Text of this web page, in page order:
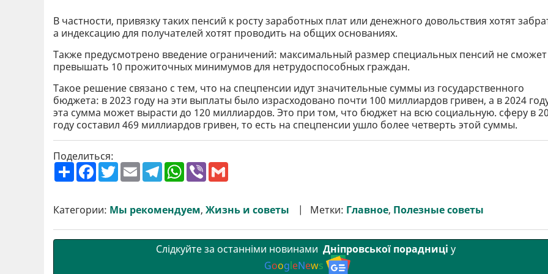
В частности, привязку таких пенсий к росту заработных плат или денежного довольствия хотят
а индексацию для получателей хотят проводить на общих основаниях.
Также предусмотрено введение ограничений: максимальный размер специальных пенсий не сможет
превышать 10 прожиточных минимумов для нетрудоспособных граждан.
Такое решение связано с тем, что на спецпенсии идут значительные суммы из государственного
бюджета: в 2023 году на эти выплаты было израсходовано почти 100 миллиардов гривен, а в 2024
эта сумма может вырасти до 120 миллиардов. Это при том, что бюджет на всю социальную. сферу в
году составил 469 миллиардов гривен, то есть на спецпенсии ушло более четверть этой суммы.
Поделиться:
П
о
р
и
F
a
b
o
T
w
t
e
E
m
l
T
e
g
r
W
h
s
A
V
r l
Категории: Мы рекомендуем, Жизнь и советы Метки: Главное, Полезные советы
Слідкуйте за останніми новинами Дніпровської порадниці у
GoogleNews